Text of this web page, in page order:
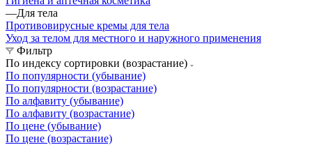
—Для тела
Противовирусные кремы для тела
Уход за телом для местного и наружного применения
Фильтр
По индексу сортировки (возрастание)
По популярности (убывание)
По популярности (возрастание)
По алфавиту (убывание)
По алфавиту (возрастание)
По цене (убывание)
По цене (возрастание)